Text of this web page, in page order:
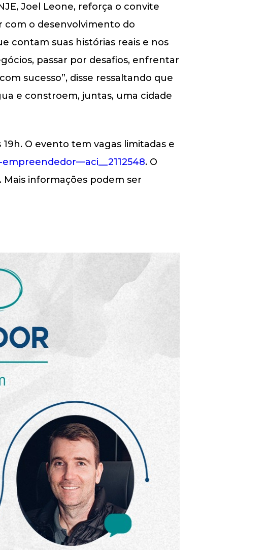
Joel Leone, reforça o convite
com o desenvolvimento do
contam suas histórias reais e nos
passar por desafios, enfrentar
sucesso”, disse ressaltando que
e constroem, juntas, uma cidade
O evento tem vagas limitadas e
. O
Mais informações podem ser